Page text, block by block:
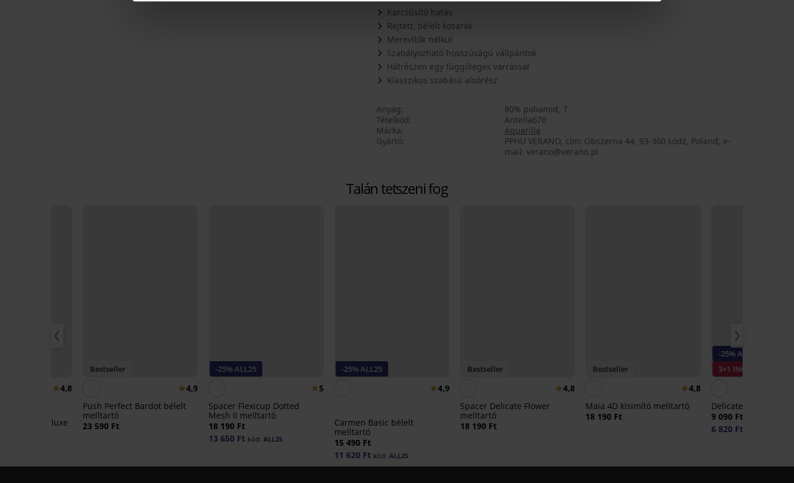
Karcsúsító hatás
Rejtett, bélelt kosarak
Merevítők nélkül
Szabályozható hosszúságú vállpántok
Hátrészen egy függőleges varrással
Klasszikus szabású alsórész
Anyag
80% poliamid, 7
Tételkód
Antella676
Márka
Aquarilla
Gyártó
PPHU VERANO, cím: Obszerna 44, 93-360 Łódź, Poland, e-
mail: verano@verano.pl
Talán tetszeni fog
4,8
Control Deluxe
Bestseller
4,9
Push Perfect Bardot bélelt
melltartó
23 590 Ft
-25% ALL25
5
Spacer Flexicup Dotted
Mesh II melltartó
18 190 Ft
13 650 Ft kód: ALL25
-25% ALL25
4,9
Carmen Basic bélelt
melltartó
15 490 Ft
11 620 Ft kód: ALL25
Bestseller
4,8
Spacer Delicate Flower
melltartó
18 190 Ft
Bestseller
4,8
Maia 4D kisimító melltartó
18 190 Ft
-25% ALL25
3+1 INGYEN
Delicate Flower
9 090 Ft
6 820 Ft